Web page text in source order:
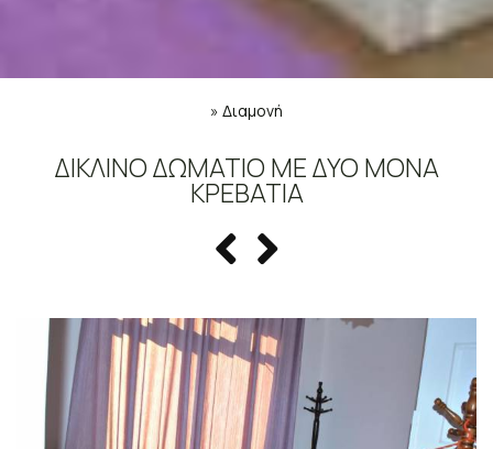
» Διαμονή
ΔΊΚΛΙΝΟ ΔΩΜΆΤΙΟ ΜΕ ΔΎΟ ΜΟΝΆ
ΚΡΕΒΆΤΙΑ